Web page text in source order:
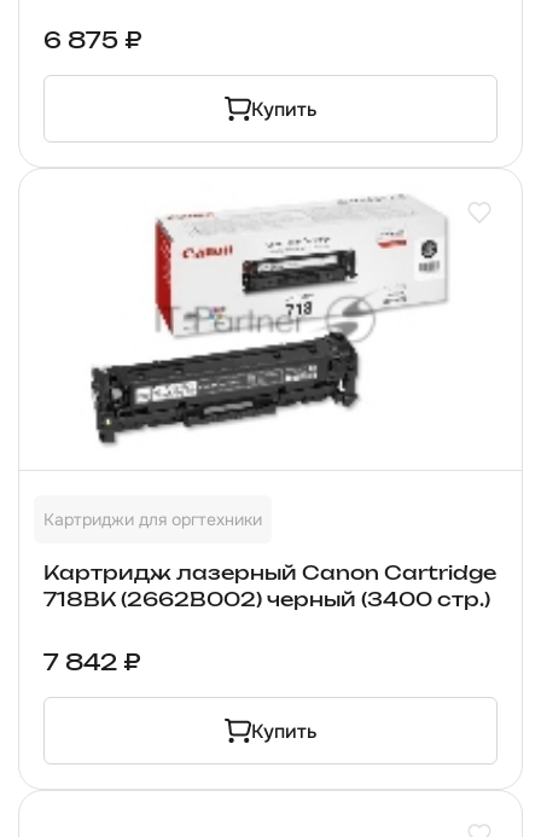
6 875 ₽
Купить
Картриджи для оргтехники
Картридж лазерный Canon Cartridge
718BK (2662B002) черный (3400 стр.)
7 842 ₽
Купить